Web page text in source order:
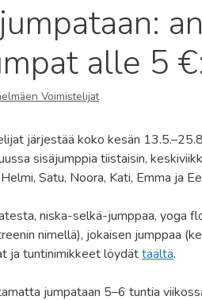
alle 5
Voimistelijat
järjestää koko kesän
sisäjumppia tiistaisin,
Satu, Noora, Kati, Emma ja
niska-selkä-jumppaa, yoga
nimellä), jokaisen jumppaa
ja tuntinimikkeet löydättäältä.
jumpataan 5–6 tuntia